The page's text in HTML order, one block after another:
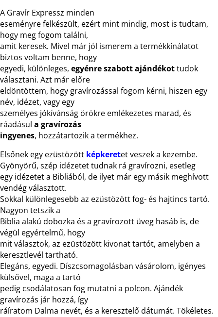
A Gravír Expressz minden
eseményre felkészült, ezért mint mindig, most is tudtam,
hogy meg fogom találni,
amit keresek. Mivel már jól ismerem a termékkínálatot
biztos voltam benne, hogy
egyedi, különleges, egyénre szabott ajándékottudok
választani. Azt már előre
eldöntöttem, hogy gravírozással fogom kérni, hiszen egy
név, idézet, vagy egy
személyes jókívánság örökre emlékezetes marad, és
ráadásul a gravírozás
ingyenes, hozzátartozik a termékhez.
Elsőnek egy ezüstözött képkeretet veszek a kezembe.
Gyönyörű, szép idézetet tudnak rá gravírozni, esetleg
egy idézetet a Bibliából, de ilyet már egy másik meghívott
vendég választott.
Sokkal különlegesebb az ezüstözött fog- és hajtincs tartó.
Nagyon tetszik a
Biblia alakú dobozka és a gravírozott üveg hasáb is, de
végül egyértelmű, hogy
mit választok, az ezüstözött kivonat tartót, amelyben a
keresztlevél tartható.
Elegáns, egyedi. Díszcsomagolásban vásárolom, igényes
külsővel, maga a tartó
pedig csodálatosan fog mutatni a polcon. Ajándék
gravírozás jár hozzá, így
ráíratom Dalma nevét, és a keresztelő dátumát. Tökéletes.